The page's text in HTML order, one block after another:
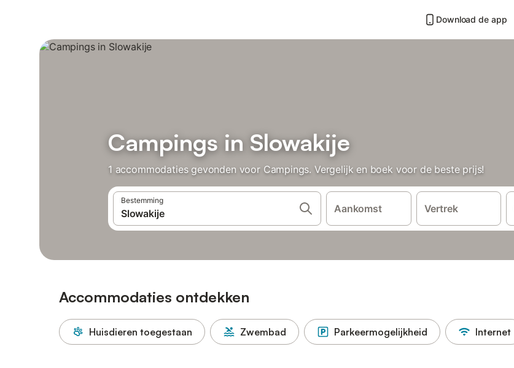
Download de app
Campings in Slowakije
1 accommodaties gevonden voor Campings. Vergelijk en boek voor de beste prijs!
Bestemming
Aankomst Vertrek
Accommodaties ontdekken
Huisdieren toegestaan Zwembad Parkeermogelijkheid Internet